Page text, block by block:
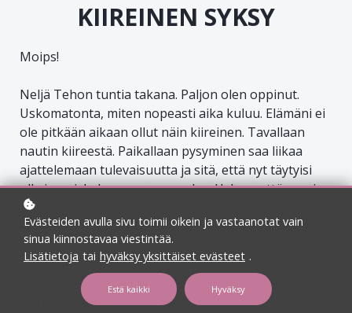
KIIREINEN SYKSY
Moips!
Neljä Tehon tuntia takana. Paljon olen oppinut.
Uskomatonta, miten nopeasti aika kuluu. Elämäni ei
ole pitkään aikaan ollut näin kiireinen. Tavallaan
nautin kiireestä. Paikallaan pysyminen saa liikaa
ajattelemaan tulevaisuutta ja sitä, että nyt täytyisi
olla jo opiskelemassa omaa alaa. Uskon, että moni
lukion jälkeen välivuotta viettävä pystyy
samaistumaan tähän. Toisaalta kyllähän minä koko
ajan teen töitä tulevan opiskelupaikan eteen.
Luovalle alalle ei ole helppoa päästä. Omia taitoja
täytyy hioa tietylle tasolle, jos ne eivät jo ole siellä.
Harmi vain, että kiire ja luovuus eivät kulje käsi
Evästeiden avulla sivu toimii oikein ja vastaanotat vain
sinua kiinnostavaa viestintää.
Lisätietoja tai hyväksy yksittäiset evästeet .
Estä kaikki Hyväksy